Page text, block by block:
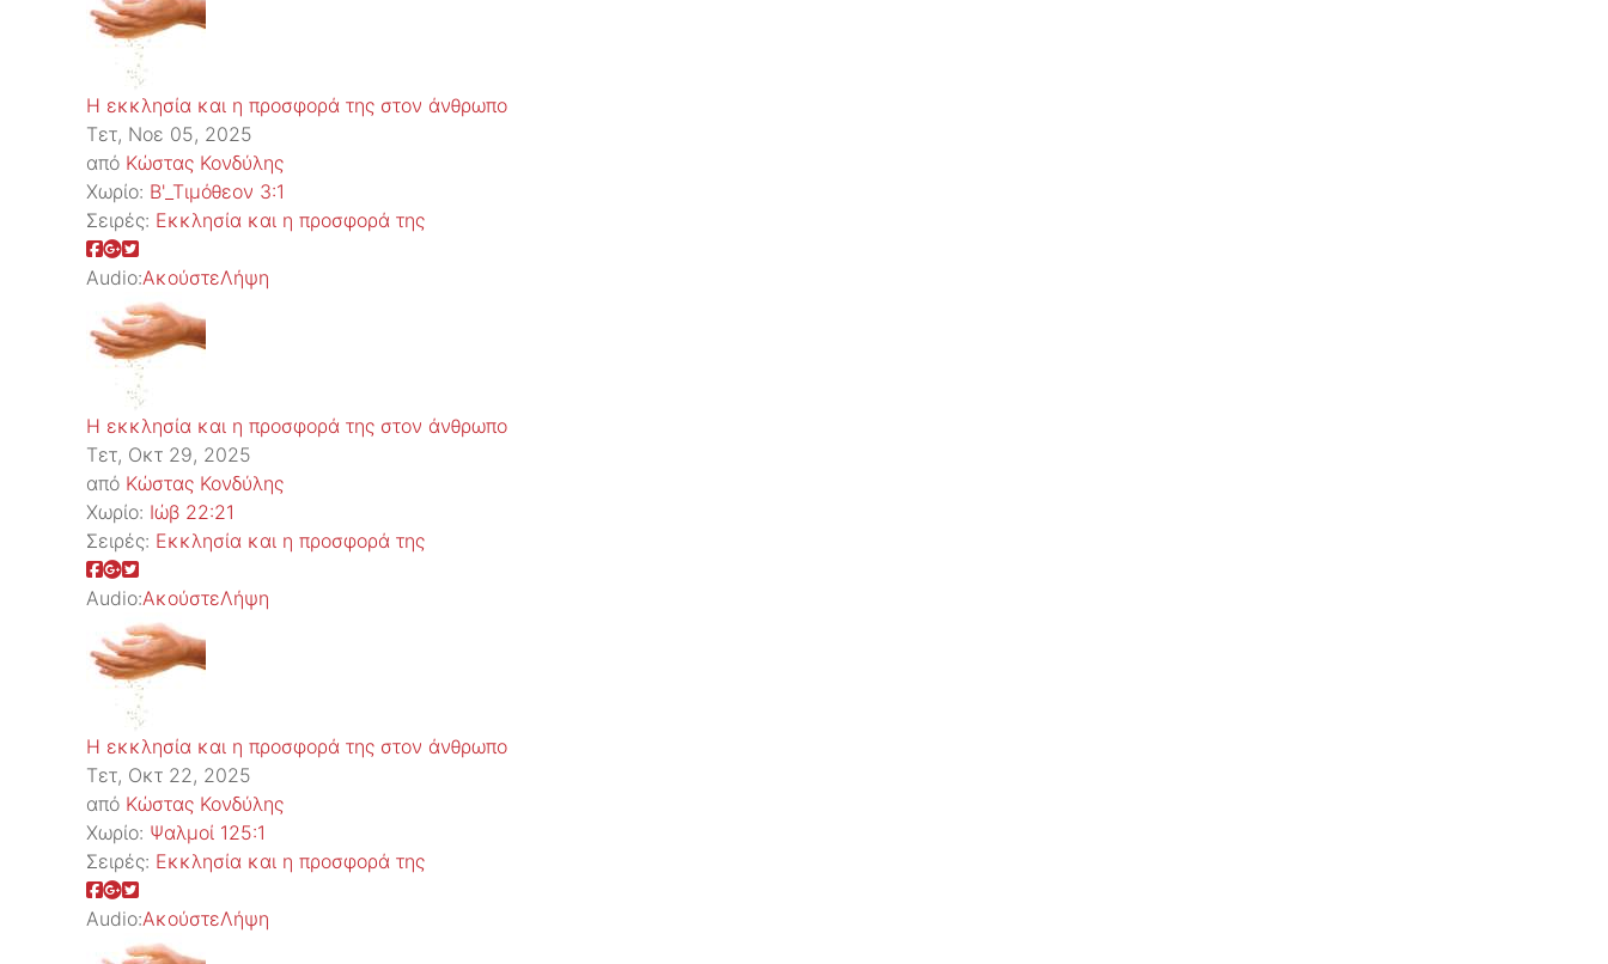
Η εκκλησία και η προσφορά της στον άνθρωπο
Τετ, Νοε 05, 2025
από Κώστας Κονδύλης
Χωρίο: Β'_Τιμόθεον 3:1
Σειρές: Εκκλησία και η προσφορά της
Audio:ΑκούστεΛήψη
Η εκκλησία και η προσφορά της στον άνθρωπο
Τετ, Οκτ 29, 2025
από Κώστας Κονδύλης
Χωρίο: Ιώβ 22:21
Σειρές: Εκκλησία και η προσφορά της
Audio:ΑκούστεΛήψη
Η εκκλησία και η προσφορά της στον άνθρωπο
Τετ, Οκτ 22, 2025
από Κώστας Κονδύλης
Χωρίο: Ψαλμοί 125:1
Σειρές: Εκκλησία και η προσφορά της
Audio:ΑκούστεΛήψη